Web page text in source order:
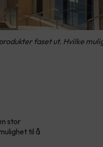
faset ut. Hvilke
stor
til å